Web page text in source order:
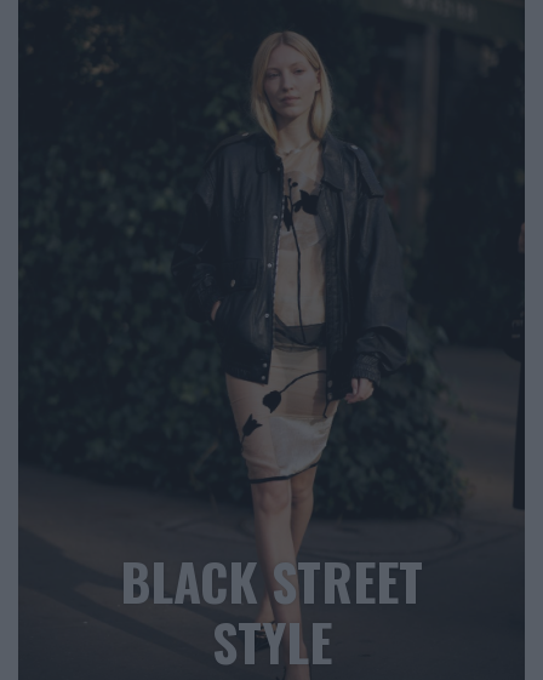
BLACK STREET
STYLE